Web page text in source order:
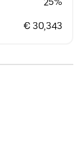
€ 30,343